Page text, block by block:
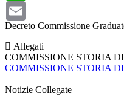
Decreto Commissione
Allegati
COMMISSIONE STORIA
COMMISSIONE STORIA
Notizie Collegate